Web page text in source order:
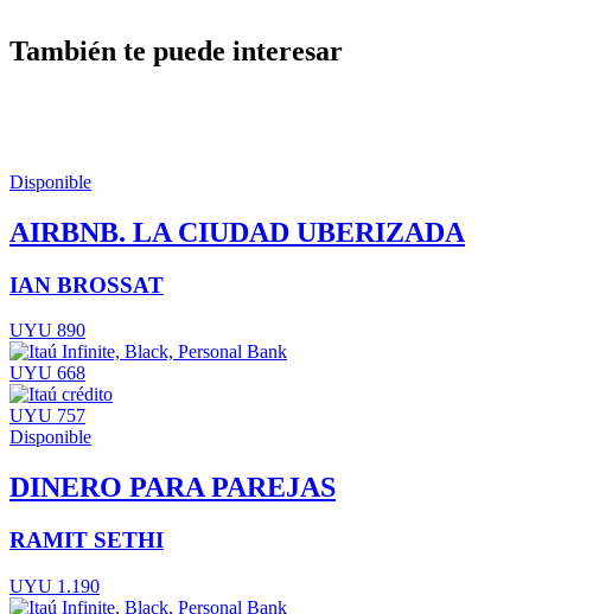
También te puede interesar
Disponible
AIRBNB. LA CIUDAD UBERIZADA
IAN BROSSAT
UYU 890
UYU 668
UYU 757
Disponible
DINERO PARA PAREJAS
RAMIT SETHI
UYU 1.190